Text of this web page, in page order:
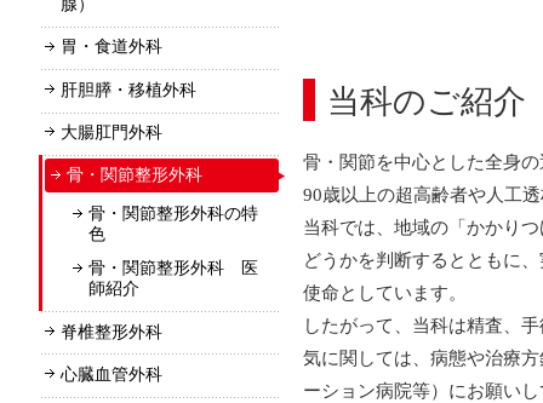
当科のご紹介
骨・関節を中心とした全身
90歳以上の超高齢者や人工
当科では、地域の「かかり
どうかを判断するとともに
使命としています。
したがって、当科は精査、
気に関しては、病態や治療
ーション病院等）にお願い
腺）
胃・食道外科
肝胆膵・移植外科
大腸肛門外科
骨・関節整形外科
骨・関節整形外科の特
色
骨・関節整形外科 医
師紹介
脊椎整形外科
心臓血管外科